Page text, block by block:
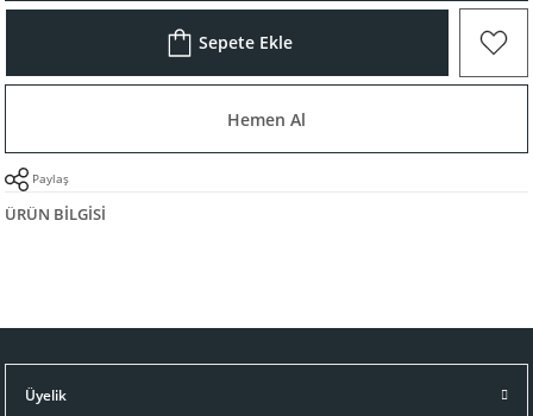
Sepete Ekle
Hemen Al
Paylaş
ÜRÜN BILGISI
Üyelik